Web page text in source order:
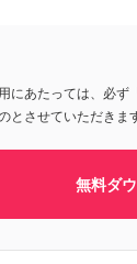
にあたっては、必ず
とさせていただきま
無料ダ